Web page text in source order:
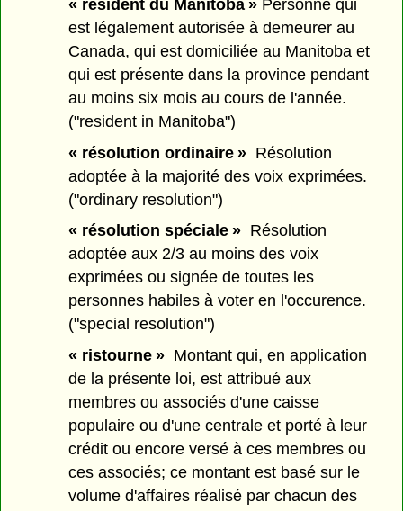
« résident du Manitoba » Personne qui
est légalement autorisée à demeurer au
Canada, qui est domiciliée au Manitoba et
qui est présente dans la province pendant
au moins six mois au cours de l'année.
("resident in Manitoba")
« résolution ordinaire » Résolution
adoptée à la majorité des voix exprimées.
("ordinary resolution")
« résolution spéciale » Résolution
adoptée aux 2/3 au moins des voix
exprimées ou signée de toutes les
personnes habiles à voter en l'occurence.
("special resolution")
« ristourne » Montant qui, en application
de la présente loi, est attribué aux
membres ou associés d'une caisse
populaire ou d'une centrale et porté à leur
crédit ou encore versé à ces membres ou
ces associés; ce montant est basé sur le
volume d'affaires réalisé par chacun des